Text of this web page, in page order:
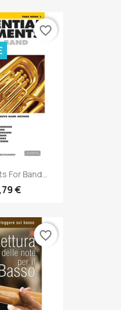
For Band...
€
favorite_border
favorite_border